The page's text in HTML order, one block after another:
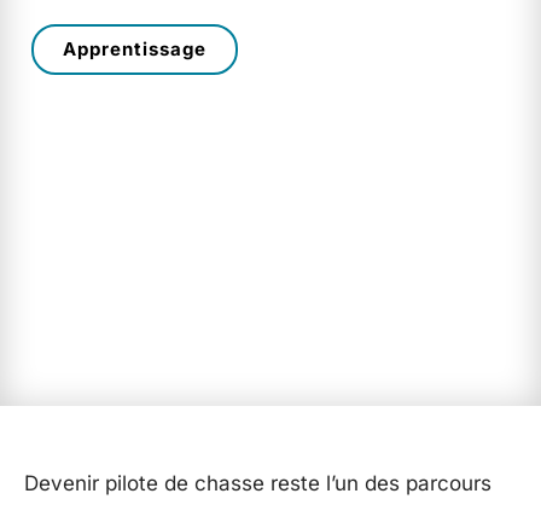
Apprentissage
Devenir pilote de chasse reste l’un des parcours